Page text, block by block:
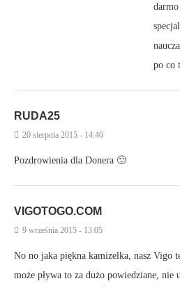
po co
RUDA25
20 sierpnia 2015 - 14:40
Pozdrowienia dla Donera 🙂
VIGOTOGO.COM
9 września 2015 - 13:05
No no jaka piękna kamizelka, nasz Vigo
może pływa to za dużo powiedziane, nie